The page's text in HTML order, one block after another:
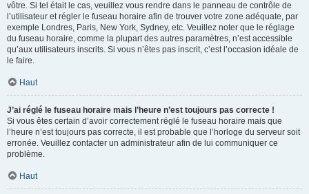
vôtre. Si tel était le cas, veuillez vous rendre dans le panneau de contrôle de
l’utilisateur et régler le fuseau horaire afin de trouver votre zone adéquate, par
exemple Londres, Paris, New York, Sydney, etc. Veuillez noter que le réglage
du fuseau horaire, comme la plupart des autres paramètres, n’est accessible
qu’aux utilisateurs inscrits. Si vous n’êtes pas inscrit, c’est l’occasion idéale de
le faire.
Haut
J’ai réglé le fuseau horaire mais l’heure n’est toujours pas correcte !
Si vous êtes certain d’avoir correctement réglé le fuseau horaire mais que
l’heure n’est toujours pas correcte, il est probable que l’horloge du serveur soit
erronée. Veuillez contacter un administrateur afin de lui communiquer ce
problème.
Haut